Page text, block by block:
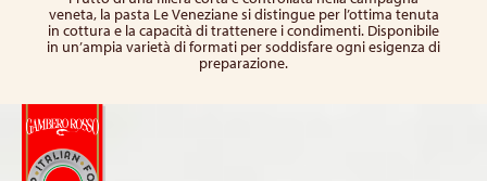
veneta, la pasta Le Veneziane si distingue per l’ottima tenuta
in cottura e la capacità di trattenere i condimenti. Disponibile
in un’ampia varietà di formati per soddisfare ogni esigenza di
preparazione.